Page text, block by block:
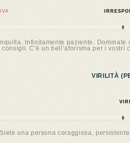
0
Infinitamente paziente.
C'è un bell’aforisma per i
VIRILITÀ
0
una persona coraggiosa,